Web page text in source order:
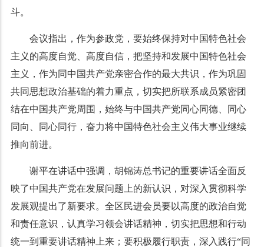
斗。
会议指出，作为参政党，要始终保持对中国特色社会
主义的高度自觉、高度自信，把坚持和发展中国特色社会
主义，作为同中国共产党亲密合作的最大共识，作为巩固
共同思想政治基础的着力重点，切实把所联系成员紧密团
结在中国共产党周围，始终与中国共产党同心同德、同心
同向、同心同行，奋力将中国特色社会主义伟大事业继续
推向前进。
谢平在讲话中强调，胡锦涛总书记的重要讲话全面反
映了中国共产党在发展问题上的新认识，对深入贯彻科学
发展观提出了新要求。全区民进会员要以高度的政治自觉
和责任意识，认真学习领会讲话精神，切实把思想和行动
统一到重要讲话精神上来；要积极履行职责，深入践行“同